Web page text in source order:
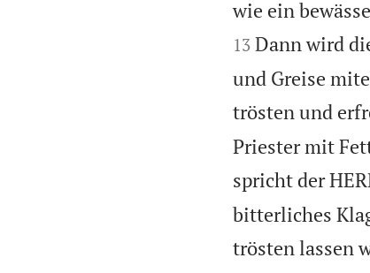
wie ein
13 Dann wird
und Greise
trösten und
Priester mit
spricht der
bitterliches
trösten lassen